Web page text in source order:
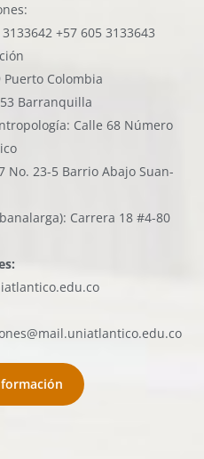
+57 605 3133643
Colombia
Barranquilla
Calle 68 Número
No. 23-5 Barrio Abajo Suan-
Carrera 18 #4-80